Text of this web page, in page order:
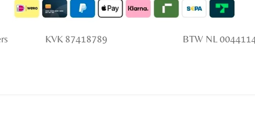
KVK 87418789 BTW NL